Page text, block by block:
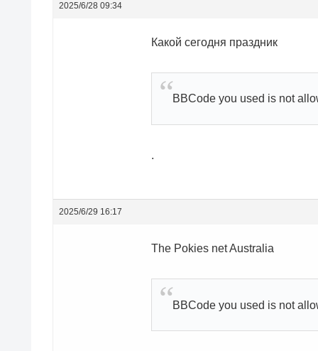
2025/6/28 09:34
Какой сегодня праздник
BBCode you used is not
.
2025/6/29 16:17
The Pokies net Australia
BBCode you used is not